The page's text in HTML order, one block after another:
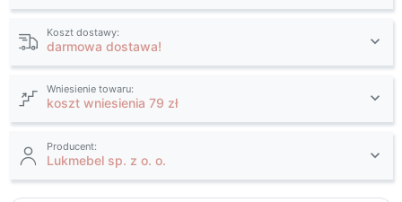
Koszt dostawy:
darmowa dostawa!
Wniesienie towaru:
koszt wniesienia 79 zł
Producent:
Lukmebel sp. z o. o.